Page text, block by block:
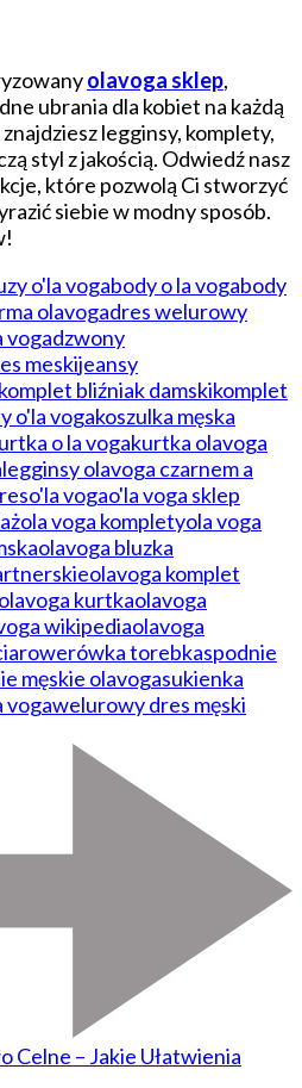
olavoga sklep,
ubrania dla kobiet na każdą
legginsy, komplety,
styl z jakością. Odwiedź nasz
które pozwolą Ci stworzyć
siebie w modny sposób.
o'la vogabody o la vogabody
olavogadres welurowy
vogadzwony
meskijeansy
komplet bliźniak damskikomplet
o'la vogakoszulka męska
o la vogakurtka olavoga
legginsy olavoga czarnem a
o'la vogao'la voga sklep
ola voga kompletyola voga
olavoga bluzka
olavoga komplet
olavoga kurtkaolavoga
wikipediaolavoga
rowerówka torebkaspodnie
męskie olavogasukienka
vogawelurowy dres męski
Celne – Jakie Ułatwienia